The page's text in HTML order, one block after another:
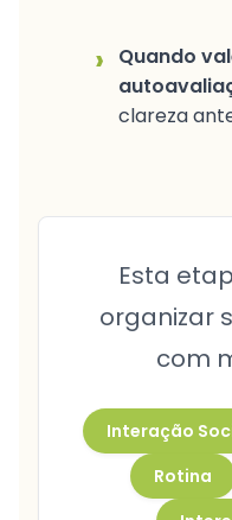
›
Quando
clareza
Esta
organizar
com
Interação
Rotina